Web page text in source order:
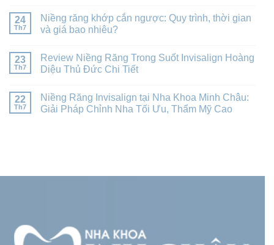
24
Th7
Niềng răng khớp cắn ngược: Quy trình, thời gian
và giá bao nhiêu?
23
Th7
Review Niềng Răng Trong Suốt Invisalign Hoàng
Diệu Thủ Đức Chi Tiết
22
Th7
Niềng Răng Invisalign tại Nha Khoa Minh Châu:
Giải Pháp Chỉnh Nha Tối Ưu, Thẩm Mỹ Cao